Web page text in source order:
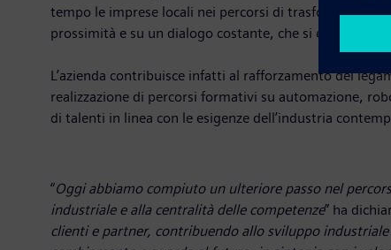
tempo le imprese locali nei percorsi di
prossimità e su un dialogo costante, che si estende
L’azienda contribuisce infatti al rafforzamento del
realizzazione di percorsi formativi su automazione,
di talenti in linea con le esigenze dell’industria
“Oggi abbiamo compiuto un ulteriore passo nel
industriale e alla centralità delle competenze” ha
clienti e partner, contribuendo allo sviluppo